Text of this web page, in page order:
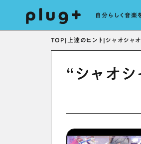
自分らしく音楽
TOP | 上達のヒント | シャオシャ
“シャオ